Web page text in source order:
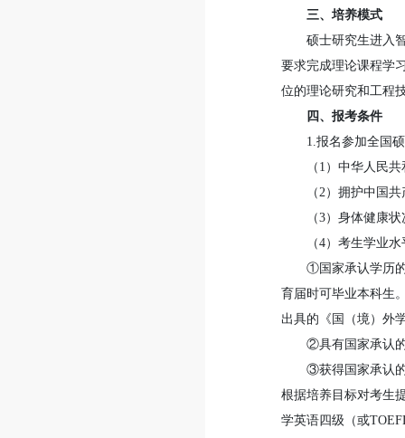
三、培养模式
硕士研究生进入
要求完成理论课程学
位的理论研究和工程
四、报考条件
1.报名参加全国
（1）中华人民
（2）拥护中国
（3）身体健康
（4）考生学业
①国家承认学历
育届时可毕业本科生
出具的《国（境）外
②具有国家承认
③获得国家承认
根据培养目标对考生
学英语四级（或